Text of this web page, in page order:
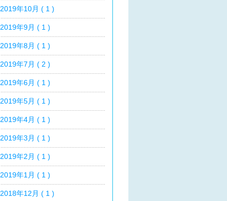
2019年10月 ( 1 )
2019年9月 ( 1 )
2019年8月 ( 1 )
2019年7月 ( 2 )
2019年6月 ( 1 )
2019年5月 ( 1 )
2019年4月 ( 1 )
2019年3月 ( 1 )
2019年2月 ( 1 )
2019年1月 ( 1 )
2018年12月 ( 1 )